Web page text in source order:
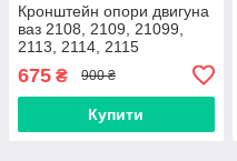
Кронштейн опори двигуна
ваз 2108, 2109, 21099,
2113, 2114, 2115
Польща)
675 ₴ 900 ₴
Купити